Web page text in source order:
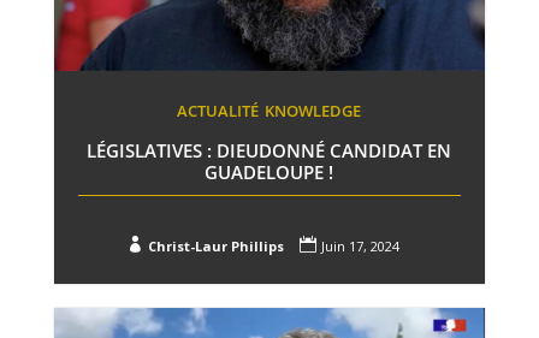
ACTUALITÉ KNOWLEDGE
LÉGISLATIVES : DIEUDONNÉ CANDIDAT EN
GUADELOUPE !
 Christ-Laur Phillips  Juin 17, 2024